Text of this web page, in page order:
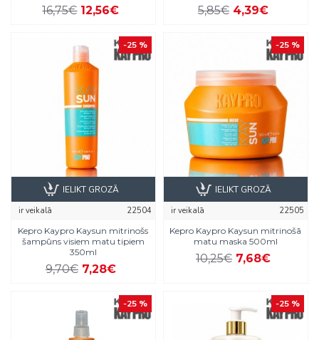
16,75€ 12,56€ 5,85€ 4,39€
-25 %
ir veikalā
22504
Kepro Kaypro Kaysun mitrinošs
šampūns visiem matu tipiem
350ml
9,70€ 7,28€
IELIKT GROZĀ
-25 %
ir veikalā
22505
Kepro Kaypro Kaysun mitrinošā
matu maska 500ml
10,25€ 7,68€
IELIKT GROZĀ
-25 % -25 %